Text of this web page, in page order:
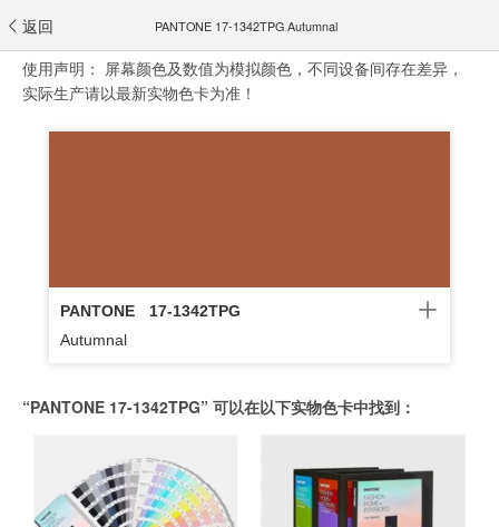
返回 PANTONE 17-1342TPG Autumnal
使用声明： 屏幕颜色及数值为模拟颜色，不同设备间存在差异，
实际生产请以最新实物色卡为准！
PANTONE
17-1342TPG
Autumnal
“PANTONE 17-1342TPG” 可以在以下实物色卡中找到：